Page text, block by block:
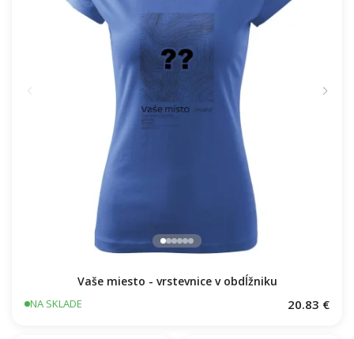
Vaše miesto - vrstevnice v obdĺžniku
NA SKLADE 20.83 €